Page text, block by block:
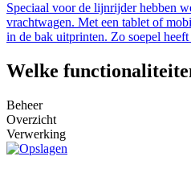
Speciaal voor de lijnrijder hebben
vrachtwagen. Met een tablet of
in de bak uitprinten. Zo soepel
Welke
Beheer
Overzicht
Verwerking